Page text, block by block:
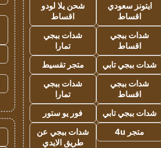
ايتونز سعودي
اقساط
شحن يلا لودو
اقساط
شدات ببجي
اقساط
شدات ببجي
تمارا
شدات ببجي تابي
متجر تقسيط
شدات ببجي
اقساط
شدات ببجي
تمارا
شدات ببجي تابي
فور يو ستور
متجر 4u
شدات ببجي عن
طريق الايدي